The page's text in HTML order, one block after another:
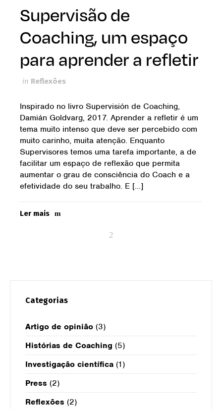
Supervisão de
Coaching, um espaço
para aprender a refletir
in Reflexões
Inspirado no livro Supervisión de Coaching,
Damián Goldvarg, 2017. Aprender a refletir é um
tema muito intenso que deve ser percebido com
muito carinho, muita atenção. Enquanto
Supervisores temos uma tarefa importante, a de
facilitar um espaço de reflexão que permita
aumentar o grau de consciência do Coach e a
efetividade do seu trabalho. E […]
Ler mais
Categorias
Artigo de opinião (3)
Histórias de Coaching (5)
Investigação científica (1)
Press (2)
Reflexões (2)